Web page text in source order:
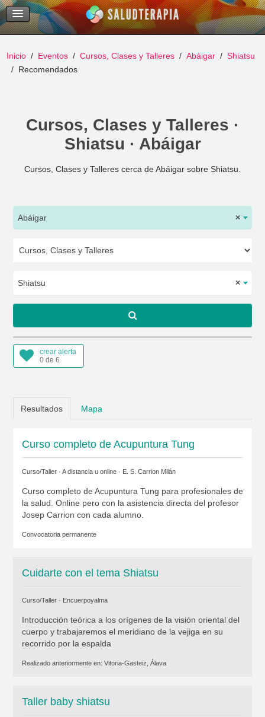
Temas Recientes
Buscar
Inicio Eventos Cursos, Clases y Talleres Abáigar
Shiatsu
Recomendados
Cursos, Clases y Talleres ·
Shiatsu · Abáigar
Cursos, Clases y Talleres cerca de Abáigar sobre Shiatsu.
×
Abáigar
×
Shiatsu
crear alerta
0 de 6
Resultados Mapa
Curso completo de Acupuntura Tung
Curso/Taller · A distancia u online · E. S. Carrion Milán
Curso completo de Acupuntura Tung para profesionales de
la salud. Online pero con la asistencia directa del profesor
Josep Carrion con cada alumno.
Convocatoria permanente
Cuidarte con el tema Shiatsu
Curso/Taller · Encuerpoyalma
Introducción teórica a los orígenes de la visión oriental del
cuerpo y trabajaremos el meridiano de la vejiga en su
recorrido por la espalda
Realizado anteriormente en: Vitoria-Gasteiz, Álava
Taller baby shiatsu